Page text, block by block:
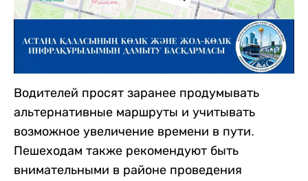
Водителей просят заранее продумывать
альтернативные маршруты и учитывать
возможное увеличение времени в пути.
Пешеходам также рекомендуют быть
внимательными в районе проведения